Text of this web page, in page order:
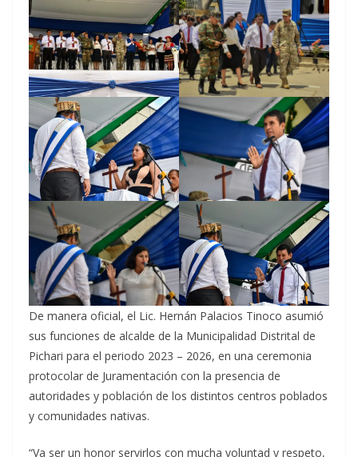
De manera oficial, el Lic. Hernán Palacios Tinoco asumió
sus funciones de alcalde de la Municipalidad Distrital de
Pichari para el periodo 2023 – 2026, en una ceremonia
protocolar de Juramentación con la presencia de
autoridades y población de los distintos centros poblados
y comunidades nativas.
“Va ser un honor servirlos con mucha voluntad y respeto,